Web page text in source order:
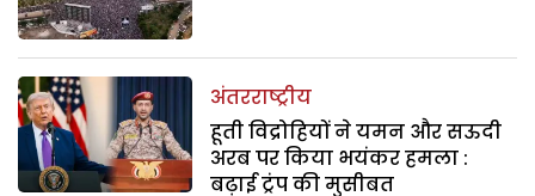
अंतरराष्ट्रीय
हूती विद्रोहियों ने यमन और सऊदी
अरब पर किया भयंकर हमला :
बढ़ाई ट्रंप की मुसीबत